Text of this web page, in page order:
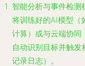
智能分析与事件检测
将训练好的AI模型（
计算）或与云端协同
自动识别目标并触
记录日志）。